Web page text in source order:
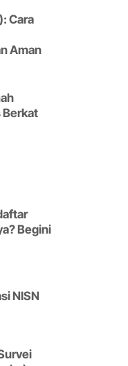
Cara
Aman
Berkat
Begini
NISN